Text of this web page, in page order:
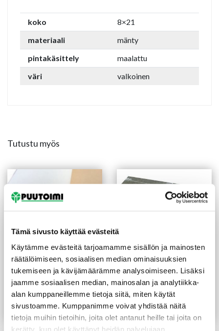
Tämä sivusto käyttää evästeitä
Käytämme evästeitä tarjoamamme sisällön ja mainosten
räätälöimiseen, sosiaalisen median ominaisuuksien
tukemiseen ja kävijämäärämme analysoimiseen. Lisäksi
jaamme sosiaalisen median, mainosalan ja analytiikka-
alan kumppaneillemme tietoja siitä, miten käytät
sivustoamme. Kumppanimme voivat yhdistää näitä
tietoja muihin tietoihin, joita olet antanut heille tai joita on
kerätty, kun olet käyttänyt heidän palvelujaan.
koko
8×21
materiaali
mänty
pintakäsittely
maalattu
väri
valkoinen
Tutustu myös
Suojakartonki Elbotek 30
m² muovipinta
22,80€/rll
Lastukiila Kiilax 20 kpl/pkt
4,55€/pkt